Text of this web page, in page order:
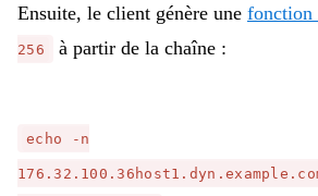
Ensuite, le client génère une fonction
256 à partir de la chaîne :
echo -n